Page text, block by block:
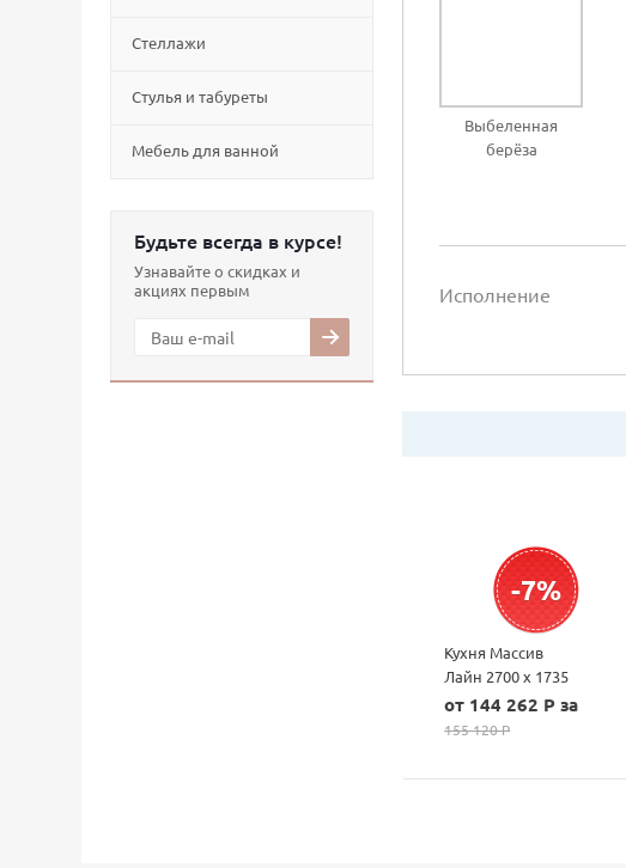
Стеллажи
Cтулья и табуреты
Мебель для ванной
Будьте всегда в курсе!
Узнавайте о скидках и
акциях первым
Выбеленная
берёза
Исполнение
-7%
Кухня Массив
Лайн 2700 х 1735
от 144 262 P за
155 120 P